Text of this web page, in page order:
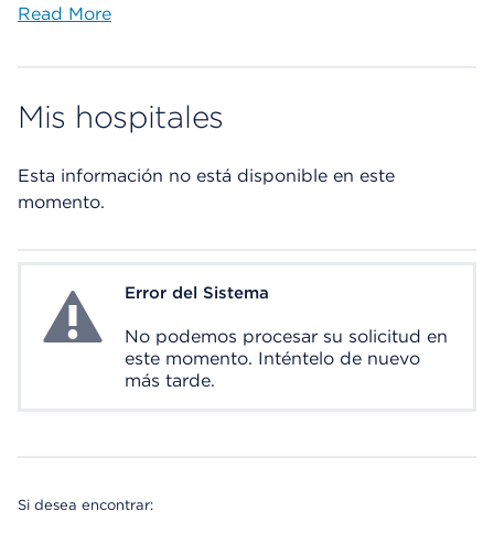
Read More
Mis hospitales
Esta información no está disponible en este
momento.
System ErrorError del Sistema
No podemos procesar su solicitud en
este momento. Inténtelo de nuevo
más tarde.
Si desea encontrar: